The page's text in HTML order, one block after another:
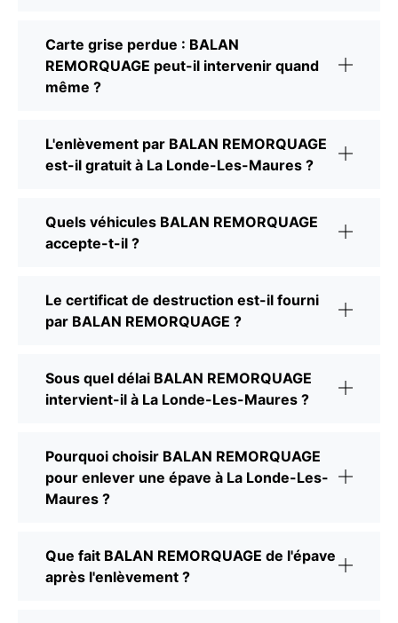
Carte grise perdue : BALAN
REMORQUAGE peut-il intervenir quand
même ?
L'enlèvement par BALAN REMORQUAGE
est-il gratuit à La Londe-Les-Maures ?
Quels véhicules BALAN REMORQUAGE
accepte-t-il ?
Le certificat de destruction est-il fourni
par BALAN REMORQUAGE ?
Sous quel délai BALAN REMORQUAGE
intervient-il à La Londe-Les-Maures ?
Pourquoi choisir BALAN REMORQUAGE
pour enlever une épave à La Londe-Les-
Maures ?
Que fait BALAN REMORQUAGE de l'épave
après l'enlèvement ?